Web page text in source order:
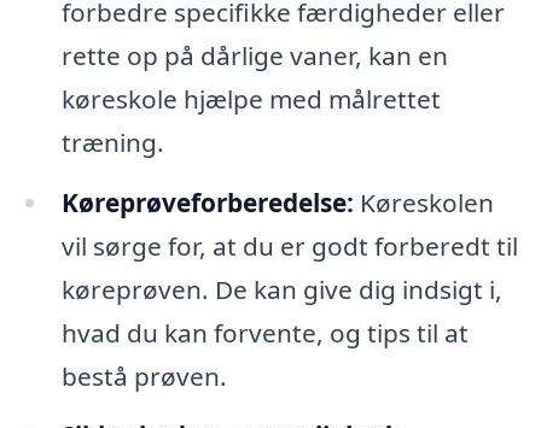
forbedre specifikke færdigheder eller
rette op på dårlige vaner, kan en
køreskole hjælpe med målrettet
træning.
Køreprøveforberedelse: Køreskolen
vil sørge for, at du er godt forberedt til
køreprøven. De kan give dig indsigt i,
hvad du kan forvente, og tips til at
bestå prøven.